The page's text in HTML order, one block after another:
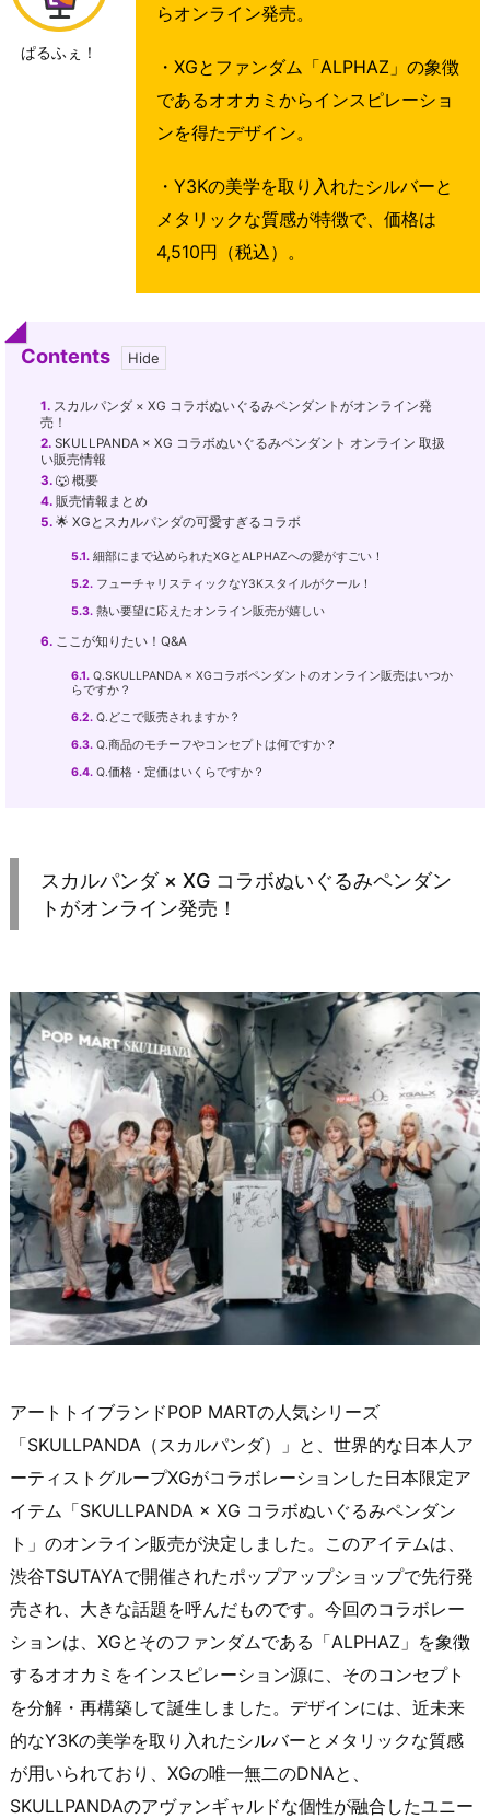
ぱるふぇ！
らオンライン発売。
・XGとファンダム「ALPHAZ」の象徴
であるオオカミからインスピレーショ
ンを得たデザイン。
・Y3Kの美学を取り入れたシルバーと
メタリックな質感が特徴で、価格は
4,510円（税込）。
Contents
1. スカルパンダ × XG コラボぬいぐるみペンダントがオンライン発
売！
2. SKULLPANDA × XG コラボぬいぐるみペンダント オンライン 取扱
い販売情報
3. 🐺 概要
4. 販売情報まとめ
5. 🌟 XGとスカルパンダの可愛すぎるコラボ
5.1. 細部にまで込められたXGとALPHAZへの愛がすごい！
5.2. フューチャリスティックなY3Kスタイルがクール！
5.3. 熱い要望に応えたオンライン販売が嬉しい
6. ここが知りたい！Q&A
6.1. Q.SKULLPANDA × XGコラボペンダントのオンライン販売はいつか
らですか？
6.2. Q.どこで販売されますか？
6.3. Q.商品のモチーフやコンセプトは何ですか？
6.4. Q.価格・定価はいくらですか？
スカルパンダ × XG コラボぬいぐるみペンダン
トがオンライン発売！
アートトイブランドPOP MARTの人気シリーズ
「SKULLPANDA（スカルパンダ）」と、世界的な日本人ア
ーティストグループXGがコラボレーションした日本限定ア
イテム「SKULLPANDA × XG コラボぬいぐるみペンダン
ト」のオンライン販売が決定しました。このアイテムは、
渋谷TSUTAYAで開催されたポップアップショップで先行発
売され、大きな話題を呼んだものです。今回のコラボレー
ションは、XGとそのファンダムである「ALPHAZ」を象徴
するオオカミをインスピレーション源に、そのコンセプト
を分解・再構築して誕生しました。デザインには、近未来
的なY3Kの美学を取り入れたシルバーとメタリックな質感
が用いられており、XGの唯一無二のDNAと、
SKULLPANDAのアヴァンギャルドな個性が融合したユニー